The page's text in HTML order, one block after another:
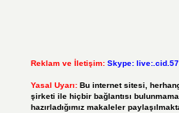
Reklam ve İletişim: Skype:
Yasal Uyarı: Bu internet sitesi,
şirketi ile hiçbir bağlantısı
hazırladığımız makaleler